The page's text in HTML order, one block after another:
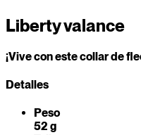
Liberty valance
¡Vive con este collar de
Detalles
Peso
52 g